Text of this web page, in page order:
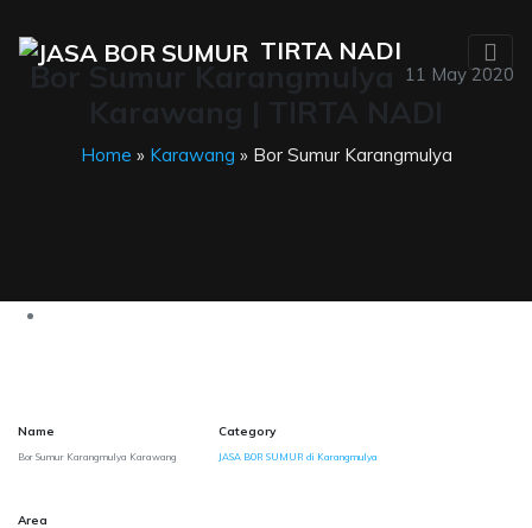
TIRTA NADI
11 May 2020
Bor Sumur Karangmulya
Home » Karawang » Bor Sumur Karangmulya
Name
Bor Sumur Karangmulya Karawang
Category
JASA BOR SUMUR di Karangmulya
Area